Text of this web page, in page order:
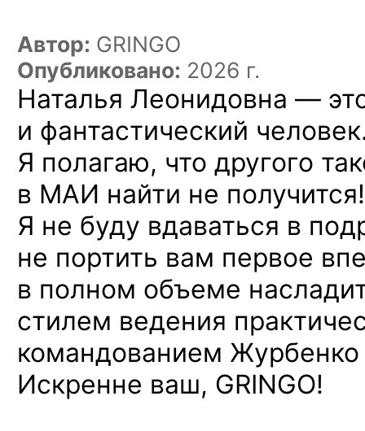
Автор: GRINGO
Опубликовано: 2026 г.
Наталья Леонидовна —
и фантастический
Я полагаю, что другого
в МАИ найти не получится!
Я не буду вдаваться в
не портить вам первое
в полном объеме
стилем ведения
командованием
Искренне ваш, GRINGO!